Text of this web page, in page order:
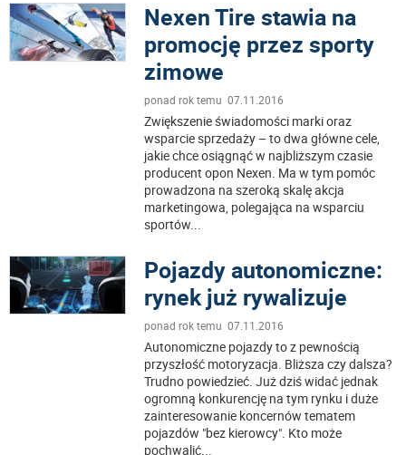
Nexen Tire stawia na
promocję przez sporty
zimowe
ponad rok temu 07.11.2016
Zwiększenie świadomości marki oraz
wsparcie sprzedaży – to dwa główne cele,
jakie chce osiągnąć w najbliższym czasie
producent opon Nexen. Ma w tym pomóc
prowadzona na szeroką skalę akcja
marketingowa, polegająca na wsparciu
sportów...
Pojazdy autonomiczne:
rynek już rywalizuje
ponad rok temu 07.11.2016
Autonomiczne pojazdy to z pewnością
przyszłość motoryzacja. Bliższa czy dalsza?
Trudno powiedzieć. Już dziś widać jednak
ogromną konkurencję na tym rynku i duże
zainteresowanie koncernów tematem
pojazdów "bez kierowcy". Kto może
pochwalić...